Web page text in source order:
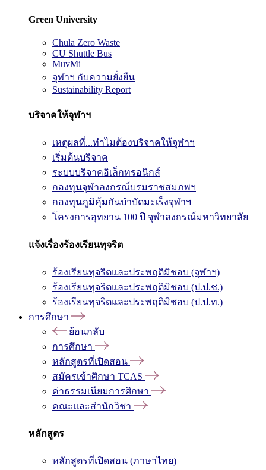
Green University
Chula Zero Waste
CU Shuttle Bus
MuvMi
จุฬาฯ กับความยั่งยืน
Sustainability Report
บริจาคให้จุฬาฯ
เหตุผลที่...ทำไมต้องบริจาคให้จุฬาฯ
เริ่มต้นบริจาค
ระบบบริจาคอิเล็กทรอนิกส์
กองทุนจุฬาลงกรณ์บรมราชสมภพฯ
กองทุนภูมิคุ้มกันบำบัดมะเร็งจุฬาฯ
โครงการอุทยาน 100 ปี จุฬาลงกรณ์มหาวิทยาลัย
แจ้งเรื่องร้องเรียนทุจริต
ร้องเรียนทุจริตและประพฤติมิชอบ (จุฬาฯ)
ร้องเรียนทุจริตและประพฤติมิชอบ (ป.ป.ช.)
ร้องเรียนทุจริตและประพฤติมิชอบ (ป.ป.ท.)
การศึกษา
ย้อนกลับ
การศึกษา
หลักสูตรที่เปิดสอน
สมัครเข้าศึกษา TCAS
ค่าธรรมเนียมการศึกษา
คณะและสำนักวิชา
หลักสูตร
หลักสูตรที่เปิดสอน (ภาษาไทย)